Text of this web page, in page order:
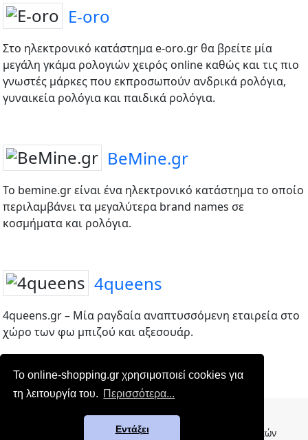
Το online-shopping.gr χρησιμοποιεί cookies για
τη λειτουργία του. Περισσότερα...
Εντάξει
E-oro
Στο ηλεκτρονικό κατάστημα e-oro.gr θα βρείτε μία
μεγάλη γκάμα ρολογιών χειρός online καθώς και τις πιο
γνωστές μάρκες που εκπροσωπούν ανδρικά ρολόγια,
γυναικεία ρολόγια και παιδικά ρολόγια.
BeMine.gr
To bemine.gr είναι ένα ηλεκτρονικό κατάστημα το οποίο
περιλαμβάνει τα μεγαλύτερα brand names σε
κοσμήματα και ρολόγια.
4queens
4queens.gr – Μία ραγδαία αναπτυσσόμενη εταιρεία στο
χώρο των φω μπιζού και αξεσουάρ.
Επικοινωνία|Όροι χρήσης
© 2012-2026 - online-shopping.gr | Κατάλογος ελληνικών